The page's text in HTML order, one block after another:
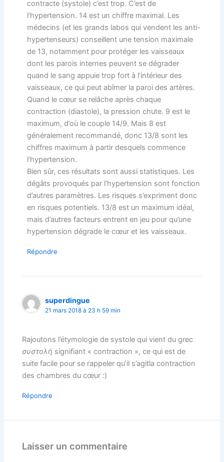
contracte (systole) c’est trop. C’est de
l’hypertension. 14 est un chiffre maximal. Les
médecins (et les grands labos qui vendent les anti-
hypertenseurs) conseillent une tension maximale
de 13, notamment pour protéger les vaisseaux
dont les parois internes peuvent se dégrader
quand le sang appuie trop fort à l’intérieur des
vaisseaux, ce qui peut abîmer la paroi des artères.
Quand le cœur se relâche après chaque
contraction (diastole), la pression chute. 9 est le
maximum, d’où le couple 14/9. Mais 8 est
généralement recommandé, donc 13/8 sont les
chiffres maximum à partir desquels commence
l’hypertension.
Bien sûr, ces résultats sont aussi statistiques. Les
dégâts provoqués par l’hypertension sont fonction
d’autres paramètres. Les risques s’expriment donc
en risques potentiels. 13/8 est un maximum idéal,
mais d’autres facteurs entrent en jeu pour qu’une
hypertension dégrade le cœur et les vaisseaux.
Répondre
superdingue
21 mars 2018 à 23 h 59 min
Rajoutons l’étymologie de systole qui vient du grec
συστολή signifiant « contraction », ce qui est de
suite facile pour se rappeler qu’il s’agitla contraction
des chambres du cœur :)
Répondre
Laisser un commentaire